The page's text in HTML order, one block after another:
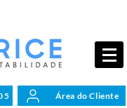
Área do Cliente